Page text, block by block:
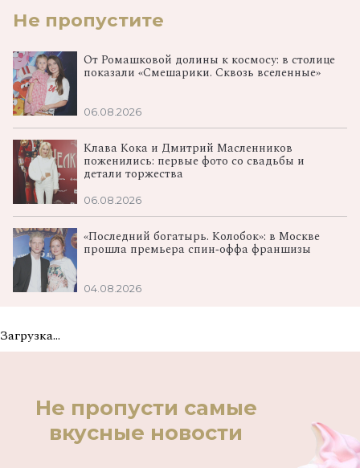
Не пропустите
От Ромашковой долины к космосу: в столице
показали «Смешарики. Сквозь вселенные»
06.08.2026
Клава Кока и Дмитрий Масленников
поженились: первые фото со свадьбы и
детали торжества
06.08.2026
«Последний богатырь. Колобок»: в Москве
прошла премьера спин‑оффа франшизы
04.08.2026
Загрузка...
Не пропусти самые
вкусные новости